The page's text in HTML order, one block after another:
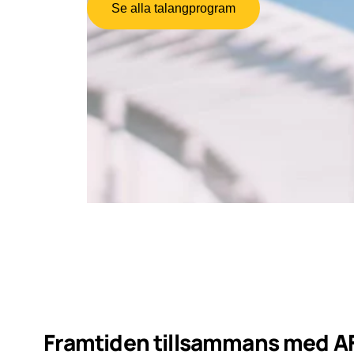
Se alla talangprogram
Framtiden tillsammans med